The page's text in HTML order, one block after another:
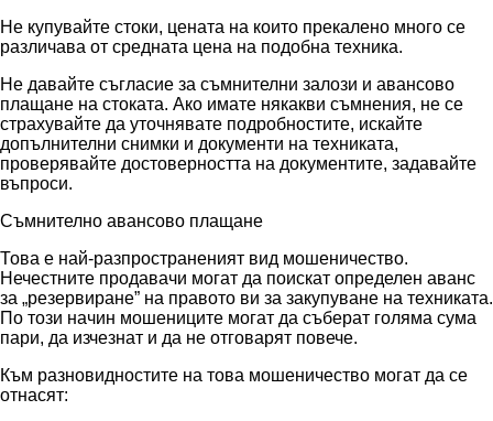
Не купувайте стоки, цената на които прекалено много се
различава от средната цена на подобна техника.
Не давайте съгласие за съмнителни залози и авансово
плащане на стоката. Ако имате някакви съмнения, не се
страхувайте да уточнявате подробностите, искайте
допълнителни снимки и документи на техниката,
проверявайте достоверността на документите, задавайте
въпроси.
Съмнително авансово плащане
Това е най-разпространеният вид мошеничество.
Нечестните продавачи могат да поискат определен аванс
за „резервиране” на правото ви за закупуване на техниката.
По този начин мошениците могат да съберат голяма сума
пари, да изчезнат и да не отговарят повече.
Към разновидностите на това мошеничество могат да се
отнасят: